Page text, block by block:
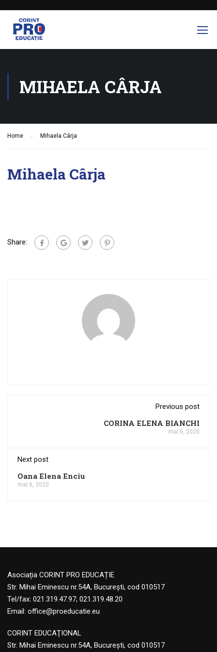
MIHAELA CÂRJA
Home Mihaela Cârja
Mihaela Cârja
Share:
Previous post
CORINA ELENA BIANCHI
mai 6, 2025
Next post
Oana Elena Enciu
mai 6, 2025
Asociația CORINT PRO EDUCAȚIE
Str. Mihai Eminescu nr.54A, București, cod 010517
Tel/fax: 021.319.47.97; 021.319.48.20
Email: office@proeducatie.eu
CORINT EDUCAŢIONAL
Str. Mihai Eminescu nr.54A, Bucureşti, cod 010517